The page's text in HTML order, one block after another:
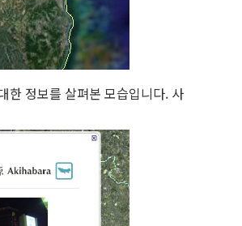
한 정보를 살펴본 모습입니다. 사